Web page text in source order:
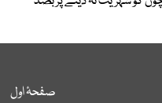
صفحۂ اول